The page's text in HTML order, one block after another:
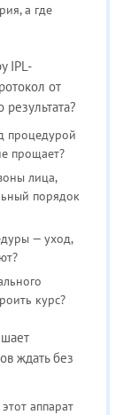
а где
IPL-
от
процедурой
прощает?
лица,
порядок
— уход,
курс?
ждать без
аппарат